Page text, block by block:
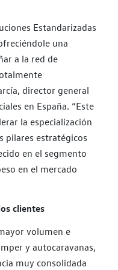
Estandarizadas
una
a la red de
director general
en España. “Este
la especialización
pilares estratégicos
en el segmento
en el mercado
clientes
volumen e
y autocaravanas,
muy consolidada